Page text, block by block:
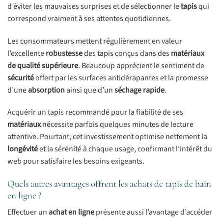
d’éviter les mauvaises surprises et de sélectionner letapisqui
correspond vraiment à ses attentes quotidiennes.
Les consommateurs mettent régulièrement en valeur
l’excellenterobustessedes tapis conçus dans desmatériaux
de qualité supérieure. Beaucoup apprécient le sentiment de
sécuritéoffert par les surfaces antidérapantes et la promesse
d’uneabsorptionainsi que d’unséchage rapide.
Acquérir un tapis recommandé pour la fiabilité de ses
matériauxnécessite parfois quelques minutes de lecture
attentive. Pourtant, cet investissement optimise nettement la
longévitéet la sérénité à chaque usage, confirmant l’intérêt du
web pour satisfaire les besoins exigeants.
Quels autres avantages offrent les achats de tapis de bain
en ligne ?
Effectuer unachat en ligneprésente aussi l’avantage d’accéder